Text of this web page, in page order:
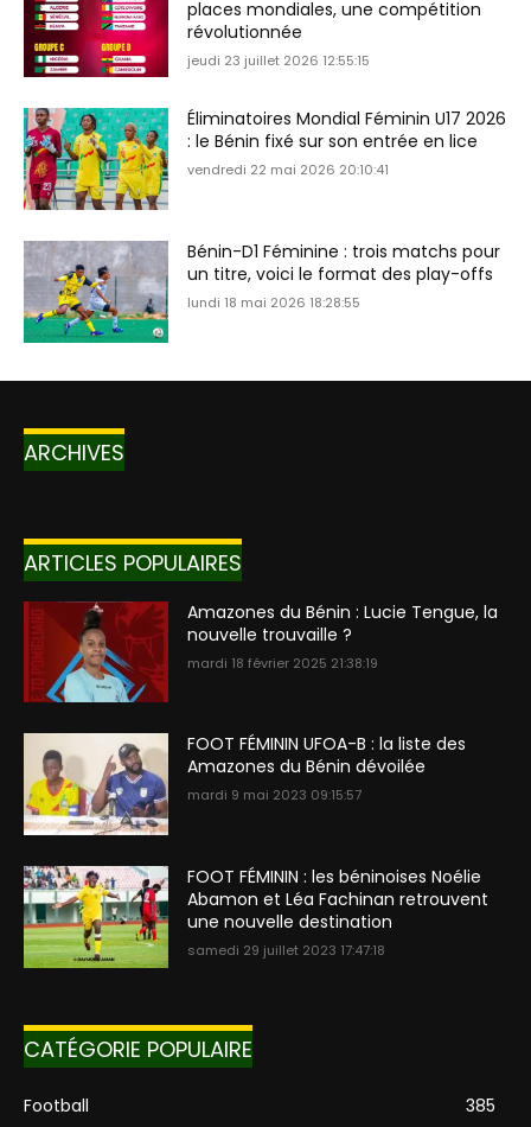
places mondiales, une compétition
révolutionnée
jeudi 23 juillet 2026 12:55:15
Éliminatoires Mondial Féminin U17 2026
: le Bénin fixé sur son entrée en lice
vendredi 22 mai 2026 20:10:41
Bénin-D1 Féminine : trois matchs pour
un titre, voici le format des play-offs
lundi 18 mai 2026 18:28:55
ARCHIVES
ARTICLES POPULAIRES
Amazones du Bénin : Lucie Tengue, la
nouvelle trouvaille ?
mardi 18 février 2025 21:38:19
FOOT FÉMININ UFOA-B : la liste des
Amazones du Bénin dévoilée
mardi 9 mai 2023 09:15:57
FOOT FÉMININ : les béninoises Noélie
Abamon et Léa Fachinan retrouvent
une nouvelle destination
samedi 29 juillet 2023 17:47:18
CATÉGORIE POPULAIRE
Football
385